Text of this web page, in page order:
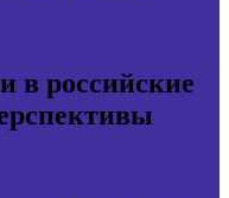
в российские